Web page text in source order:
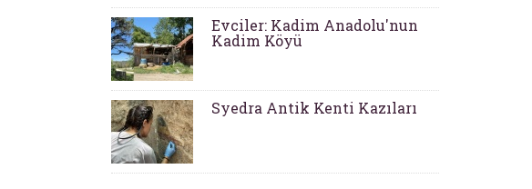
Evciler: Kadim Anadolu'nun
Kadim Köyü
Syedra Antik Kenti Kazıları